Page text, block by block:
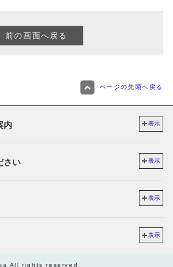
ページの先頭へ戻る
内 表示
さい 表示
表示
表示
All rights reserved.